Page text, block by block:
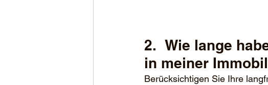
2.	Wie lange habe ich vor im Rahmen der Verrentung,
in meiner
Berücksichtigen Sie Ihre